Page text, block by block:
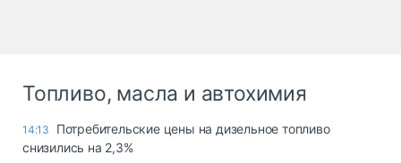
Топливо, масла и автохимия
14:13
Потребительские цены на дизельное топливо
снизились на 2,3%